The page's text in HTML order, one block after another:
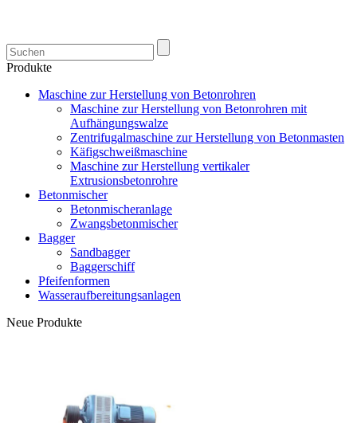
Produkte
Maschine zur Herstellung von Betonrohren
Maschine zur Herstellung von Betonrohren mit
Aufhängungswalze
Zentrifugalmaschine zur Herstellung von Betonmasten
Käfigschweißmaschine
Maschine zur Herstellung vertikaler
Extrusionsbetonrohre
Betonmischer
Betonmischeranlage
Zwangsbetonmischer
Bagger
Sandbagger
Baggerschiff
Pfeifenformen
Wasseraufbereitungsanlagen
Neue Produkte